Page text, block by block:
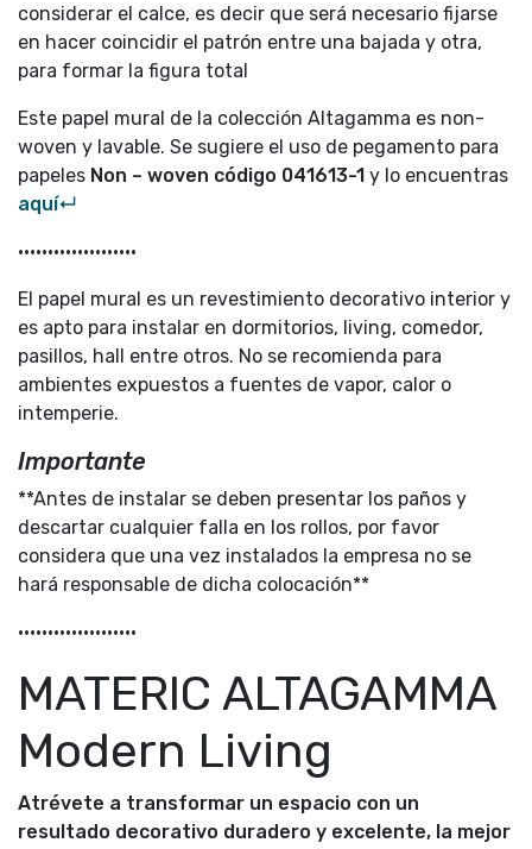
considerar el calce, es decir que será necesario fijarse
en hacer coincidir el patrón entre una bajada y otra,
para formar la figura total
Este papel mural de la colección Altagamma es non-
woven y lavable. Se sugiere el uso de pegamento para
papeles Non – woven código 041613-1 y lo encuentras
aquí↵
••••••••••••••••••••
El papel mural es un revestimiento decorativo interior y
es apto para instalar en dormitorios, living, comedor,
pasillos, hall entre otros. No se recomienda para
ambientes expuestos a fuentes de vapor, calor o
intemperie.
Importante
**Antes de instalar se deben presentar los paños y
descartar cualquier falla en los rollos, por favor
considera que una vez instalados la empresa no se
hará responsable de dicha colocación**
••••••••••••••••••••
MATERIC ALTAGAMMA
Modern Living
Atrévete a transformar un espacio con un
resultado decorativo duradero y excelente, la mejor